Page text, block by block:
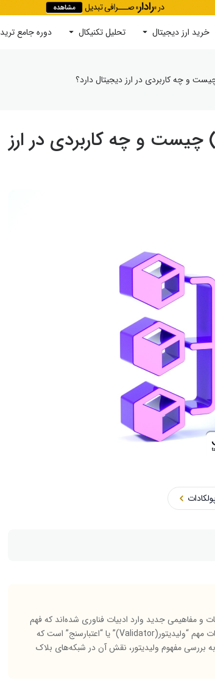
خرید ارز دیجیتال تحلیل تکنیکال دوره‌ جامع ترید جستجو
ولیدیتور یا اعتبارسنج (Validator) چیست و چه کاربردی در ارز
و مفاهیمی جدید وارد ادبیات فناوری شده‌اند که فهم
آنها برای افراد فعال در این حوزه ضروری است. یکی از این اصطلاحات مهم “ولیدیتور(Validator)” یا “اعتبارسنج” است که
بررسی مفهوم ولیدیتور، نقش آن در شبکه‌های بلاک